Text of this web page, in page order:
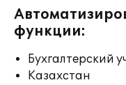
функции:
Бухгалтерский
Казахстан